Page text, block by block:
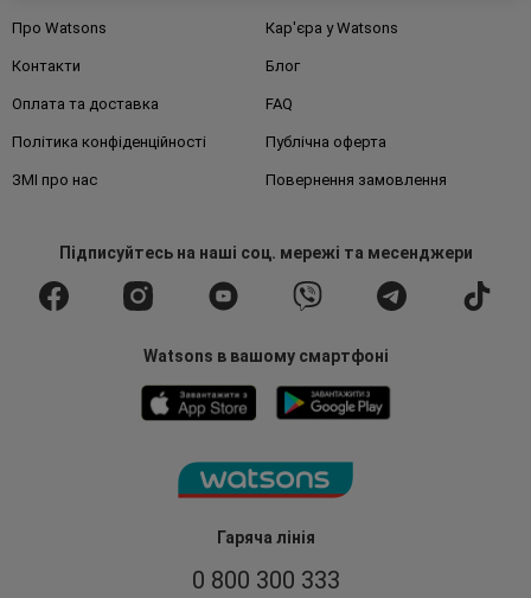
Гаряча лінія
0 800 300 333
Про Watsons Кар'єра у Watsons
Контакти Блог
Оплата та доставка FAQ
Політика конфіденційності Публічна оферта
ЗМІ про нас Повернення замовлення
Підписуйтесьна наші соц. мережі та месенджери
Watsons в вашому смартфоні